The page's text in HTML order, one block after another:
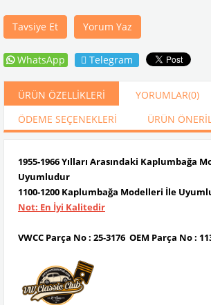
Tavsiye Et Yorum Yaz
WhatsApp Telegram
ÜRÜN ÖZELLIKLERI YORUMLAR(0)
ÖDEME SEÇENEKLERI
ÜRÜN
1955-1966 Yılları Arasındaki Kaplumbağa
Uyumludur
1100-1200 Kaplumbağa Modelleri İle
Not: En İyi Kalitedir
VWCC Parça No : 25-3176 OEM Parça No :